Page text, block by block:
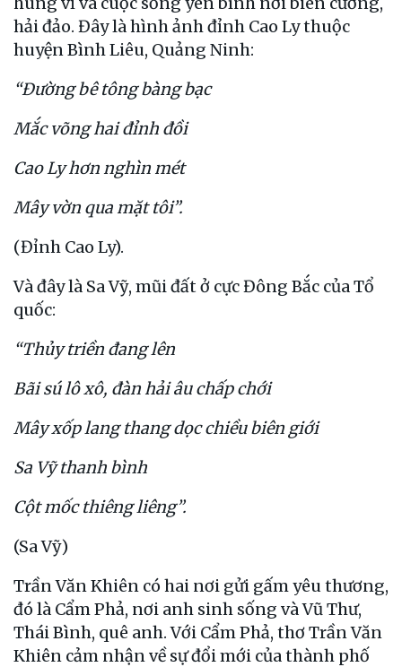
hải đảo. Đây là hình ảnh đỉnh Cao Ly thuộc
huyện Bình Liêu, Quảng Ninh:
“Đường bê tông bàng bạc
Mắc võng hai đỉnh đồi
Cao Ly hơn nghìn mét
Mây vờn qua mặt tôi”.
(Đỉnh Cao Ly).
Và đây là Sa Vỹ, mũi đất ở cực Đông Bắc của Tổ
quốc:
“Thủy triền đang lên
Bãi sú lô xô, đàn hải âu chấp chới
Mây xốp lang thang dọc chiều biên giới
Sa Vỹ thanh bình
Cột mốc thiêng liêng”.
(Sa Vỹ)
Trần Văn Khiên có hai nơi gửi gấm yêu thương,
đó là Cẩm Phả, nơi anh sinh sống và Vũ Thư,
Thái Bình, quê anh. Với Cẩm Phả, thơ Trần Văn
Khiên cảm nhận về sự đổi mới của thành phố